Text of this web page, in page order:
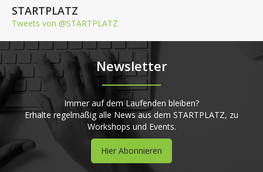
STARTPLATZ
Tweets von @STARTPLATZ
Newsletter
Immer auf dem Laufenden bleiben?
Erhalte regelmäßig alle News aus dem STARTPLATZ, zu
Workshops und Events.
Hier Abonnieren